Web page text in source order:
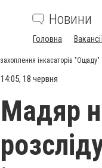
Новини
Головна
інкасаторів "Ощаду"
14:05, 18 червня
Мадяр